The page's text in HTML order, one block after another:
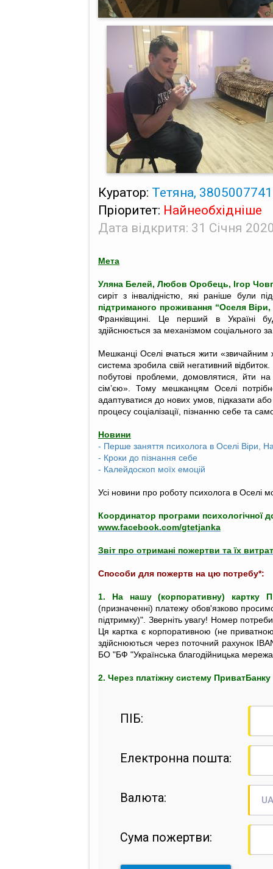
Куратор: Тетяна,
Пріоритет: Найнеобхідніше
Дата відкритя: 31 Січня
Мета
Уляна Белей, Любов Оробець, Ігор
сиріт з інвалідністю, які раніше були
підтриманого проживання “Оселя Віри,
Франківщині. Це перший в Україні
здійснюється за механізмом соціального
Мешканці Оселі вчаться жити
система зробила свій негативний
побутові проблеми, домовлятися, йти
сім’єю». Тому мешканцям Оселі
адаптуватися до нових умов, підказати
процесу соціалізації, пізнанню себе та
Новини
- Перше заняття психолога в Оселі Віри,
- Кроки до пізнання себе
- Калейдоскоп моїх емоцій
Усі новини про роботу психолога в Оселі
Координатор програми психологічної
www.facebook.com/gtetjanka
Звіт про отримані пожертви та їх
Способи для пожертв на цю потребу*:
1. На нашу (корпоративну) картку
(призначенні) платежу обов'язково
підтримку)". Зверніть увагу! Номер
Ця картка є корпоративною (не
здійснюються через поточний рахунок
БО "БФ "Українська благодійницька
2. Через платіжну систему
ПІБ:
Електронна пошта:
Валюта:
Сума пожертви: